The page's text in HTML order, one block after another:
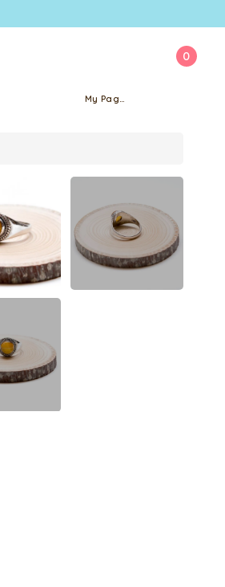
0
My Page